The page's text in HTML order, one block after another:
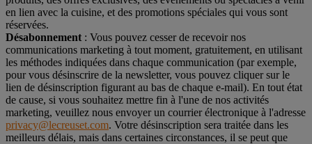
en lien avec la cuisine, et des promotions spéciales qui vous sont
réservées.
Désabonnement : Vous pouvez cesser de recevoir nos
communications marketing à tout moment, gratuitement, en utilisant
les méthodes indiquées dans chaque communication (par exemple,
pour vous désinscrire de la newsletter, vous pouvez cliquer sur le
lien de désinscription figurant au bas de chaque e-mail). En tout état
de cause, si vous souhaitez mettre fin à l'une de nos activités
marketing, veuillez nous envoyer un courrier électronique à l'adresse
privacy@lecreuset.com. Votre désinscription sera traitée dans les
meilleurs délais, mais dans certaines circonstances, il se peut que